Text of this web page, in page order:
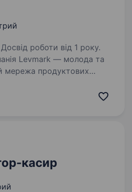
роботи від 1 року.
мережа продуктових
року, вже об'єднали
касир